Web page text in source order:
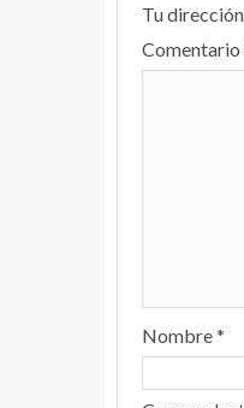
Tu
Comentario
Nombre*